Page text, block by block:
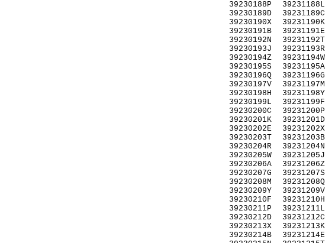
39230188P
39230189D
39230190X
39230191B
39230192N
39230193J
39230194Z
39230195S
39230196Q
39230197V
39230198H
39230199L
39230200C
39230201K
39230202E
39230203T
39230204R
39230205W
39230206A
39230207G
39230208M
39230209Y
39230210F
39230211P
39230212D
39230213X
39230214B
39231188L
39231189C
39231190K
39231191E
39231192T
39231193R
39231194W
39231195A
39231196G
39231197M
39231198Y
39231199F
39231200P
39231201D
39231202X
39231203B
39231204N
39231205J
39231206Z
39231207S
39231208Q
39231209V
39231210H
39231211L
39231212C
39231213K
39231214E